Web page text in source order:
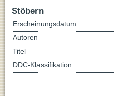
Stöbern
Erscheinungsdatum
Autoren
Titel
DDC-Klassifikation